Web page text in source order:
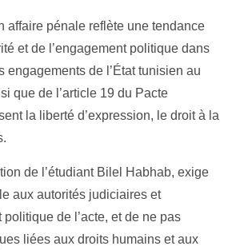
affaire pénale reflète une tendance
et de l’engagement politique dans
engagements de l’État tunisien au
que de l’article 19 du Pacte
la liberté d’expression, le droit à la
de l’étudiant Bilel Habhab, exige
aux autorités judiciaires et
de l’acte, et de ne pas
liées aux droits humains et aux